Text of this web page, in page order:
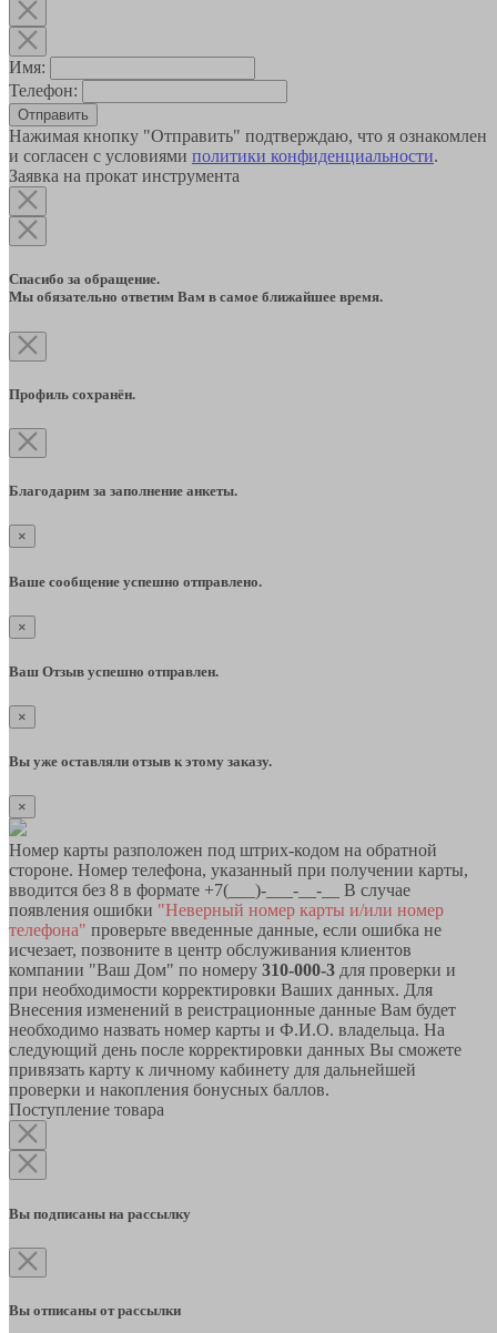
Имя:
Телефон:
Отправить
Нажимая кнопку "Отправить" подтверждаю, что я ознакомлен
и согласен с условиями политики конфиденциальности.
Заявка на прокат инструмента
Спасибо за обращение.
Мы обязательно ответим Вам в самое ближайшее время.
Профиль сохранён.
Благодарим за заполнение анкеты.
×
Ваше сообщение успешно отправлено.
×
Ваш Отзыв успешно отправлен.
×
Вы уже оставляли отзыв к этому заказу.
×
Номер карты разположен под штрих-кодом на обратной
стороне. Номер телефона, указанный при получении карты,
вводится без 8 в формате +7(___)-___-__-__ В случае
появления ошибки "Неверный номер карты и/или номер
телефона" проверьте введенные данные, если ошибка не
исчезает, позвоните в центр обслуживания клиентов
компании "Ваш Дом" по номеру 310-000-3 для проверки и
при необходимости корректировки Ваших данных. Для
Внесения изменений в реистрационные данные Вам будет
необходимо назвать номер карты и Ф.И.О. владельца. На
следующий день после корректировки данных Вы сможете
привязать карту к личному кабинету для дальнейшей
проверки и накопления бонусных баллов.
Поступление товара
Вы подписаны на рассылку
Вы отписаны от рассылки